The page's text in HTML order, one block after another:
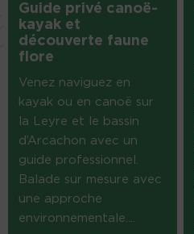
Guide privé canoë-
kayak et
découverte faune
flore
Venez naviguez en
kayak ou en canoë sur
la Leyre et le bassin
d’Arcachon avec un
guide professionnel.
Balade sur mesure avec
une approche
environnementale....